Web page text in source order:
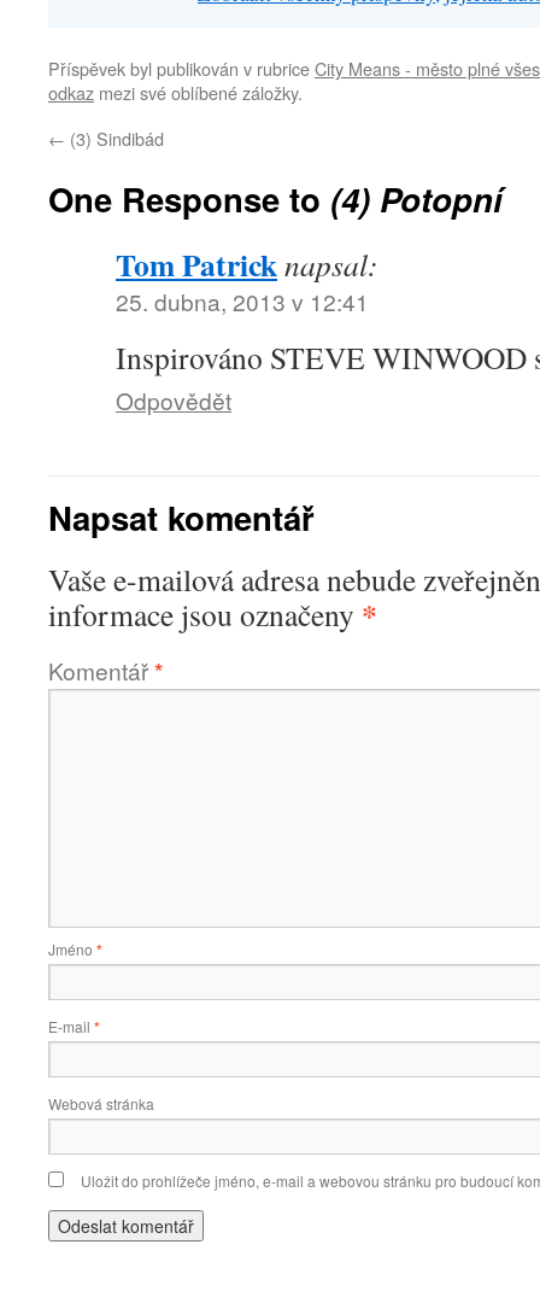
Příspěvek byl publikován v rubriceCity Means - město plné
odkaz mezi své oblíbené záložky.
← (3) Sindibád
One Response to (4) Potopní
Tom Patricknapsal:
25. dubna, 2013 v 12:41
Inspirováno STEVE WINWOOD
Odpovědět
Napsat komentář
Vaše e-mailová adresa nebude
informace jsou označeny *
Komentář*
Jméno *
E-mail *
Webová stránka
Uložit do prohlížeče jméno, e-mail a webovou stránku pro budoucí